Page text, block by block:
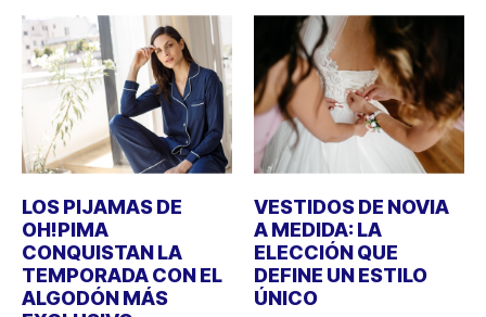
LOS PIJAMAS DE
OH!PIMA
CONQUISTAN LA
TEMPORADA CON EL
ALGODÓN MÁS
VESTIDOS DE NOVIA
A MEDIDA: LA
ELECCIÓN QUE
DEFINE UN ESTILO
ÚNICO